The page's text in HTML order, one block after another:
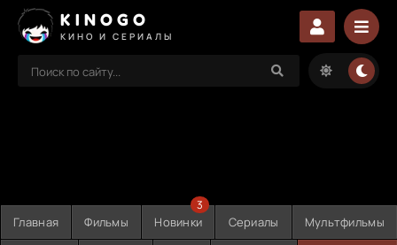
KINOGO
КИНО И СЕРИАЛЫ
Главная Фильмы Новинки
3
Сериалы Мультфильмы